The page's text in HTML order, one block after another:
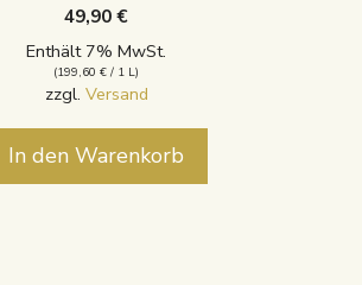
49,90€
Enthält 7% MwSt.
(199,60 € / 1 L)
zzgl. Versand
In den Warenkorb